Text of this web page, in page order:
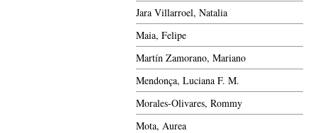
Jara Villarroel, Natalia
Maia, Felipe
Martín Zamorano, Mariano
Mendonça, Luciana F. M.
Morales-Olivares, Rommy
Mota, Aurea